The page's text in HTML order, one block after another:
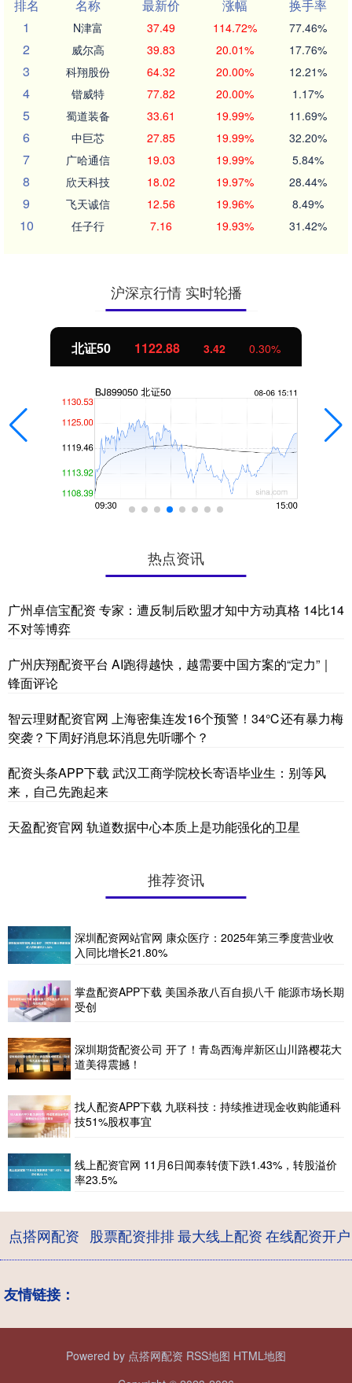
排名
名称 最新价 涨幅
换手率
1
N津富 37.49 114.72% 77.46%
2 威尔高 39.83 20.01% 17.76%
3 科翔股份 64.32 20.00% 12.21%
4 锴威特 77.82 20.00% 1.17%
5 蜀道装备 33.61 19.99% 11.69%
6 中巨芯 27.85 19.99% 32.20%
7 广哈通信 19.03 19.99% 5.84%
8 欣天科技 18.02 19.97% 28.44%
9 飞天诚信 12.56 19.96% 8.49%
10 任子行 7.16 19.93% 31.42%
沪深京行情 实时轮播
北证50 1122.88 3.42 0.30%
热点资讯
广州卓信宝配资 专家：遭反制后欧盟才知中方动真格 14比14
不对等博弈
广州庆翔配资平台 AI跑得越快，越需要中国方案的“定力”｜
锋面评论
智云理财配资官网 上海密集连发16个预警！34℃还有暴力梅
突袭？下周好消息坏消息先听哪个？
配资头条APP下载 武汉工商学院校长寄语毕业生：别等风
来，自己先跑起来
天盈配资官网 轨道数据中心本质上是功能强化的卫星
推荐资讯
深圳配资网站官网 康众医疗：2025年第三季度营业收
入同比增长21.80%
掌盘配资APP下载 美国杀敌八百自损八千 能源市场长期
受创
深圳期货配资公司 开了！青岛西海岸新区山川路樱花大
道美得震撼！
找人配资APP下载 九联科技：持续推进现金收购能通科
技51%股权事宜
线上配资官网 11月6日闻泰转债下跌1.43%，转股溢价
率23.5%
点搭网配资 股票配资排排最大线上配资在线配资开户
友情链接：
Powered by 点搭网配资 RSS地图 HTML地图